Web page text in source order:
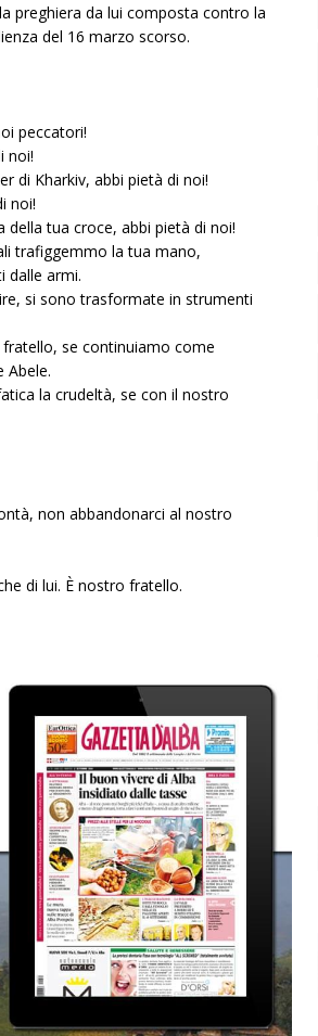
preghiera da lui composta contro la
del 16 marzo scorso.
peccatori!
noi!
di Kharkiv, abbi pietà di noi!
noi!
della tua croce, abbi pietà di noi!
trafiggemmo la tua mano,
dalle armi.
si sono trasformate in strumenti
se continuiamo come
Abele.
la crudeltà, se con il nostro
non abbandonarci al nostro
di lui. È nostro fratello.